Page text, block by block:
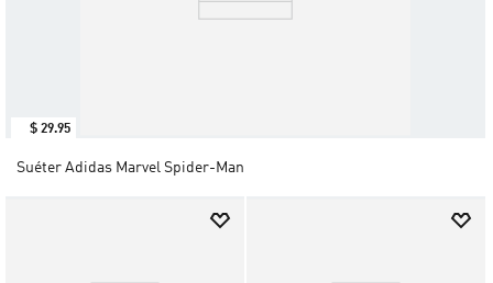
$ 29.95
Suéter Adidas Marvel Spider-Man